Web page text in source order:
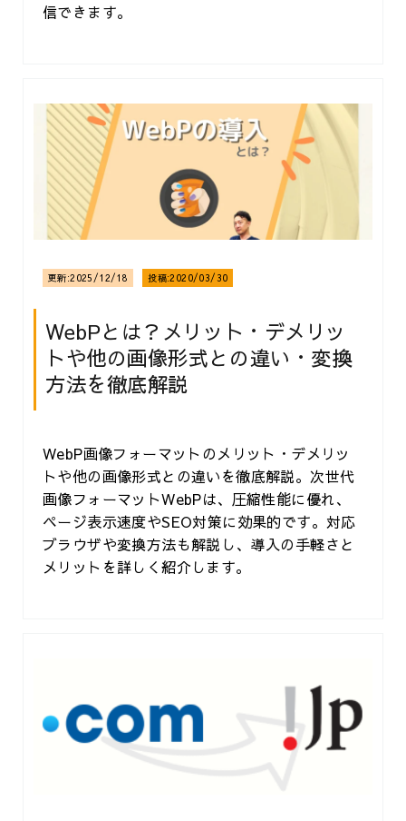
信できます。
WebPとは？メリット・デメリッ
トや他の画像形式との違い・変換
方法を徹底解説
更新:2025/12/18 投稿:2020/03/30
WebP画像フォーマットのメリット・デメリッ
トや他の画像形式との違いを徹底解説。次世代
画像フォーマットWebPは、圧縮性能に優れ、
ページ表示速度やSEO対策に効果的です。対応
ブラウザや変換方法も解説し、導入の手軽さと
メリットを詳しく紹介します。